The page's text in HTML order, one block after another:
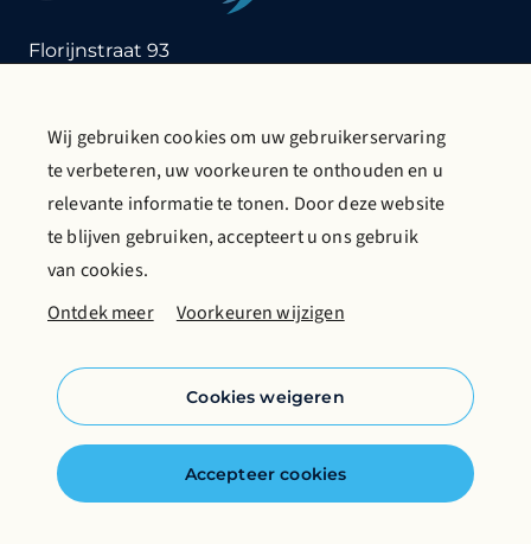
Florijnstraat 93
Neem contact op
Vraag catalogus aan
Cookiebeleid
Privacyverklaring
Wij gebruiken cookies om uw gebruikerservaring
te verbeteren, uw voorkeuren te onthouden en u
relevante informatie te tonen. Door deze website
te blijven gebruiken, accepteert u ons gebruik
van cookies.
Ontdek meer
Voorkeuren wijzigen
Cookies weigeren
Accepteer cookies